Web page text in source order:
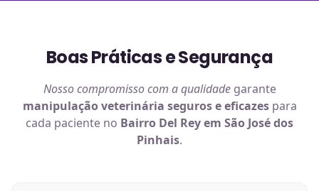
Boas Práticas e Segurança
Nosso compromisso com a qualidadegarante
manipulação veterinária seguros e eficazespara
cada paciente no Bairro Del Rey em São José dos
Pinhais.